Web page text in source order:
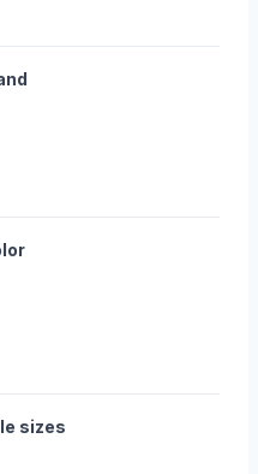
sizes